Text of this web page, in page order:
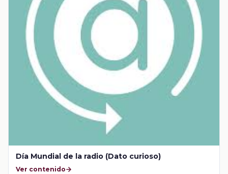
Día Mundial de la radio (Dato curioso)
Ver contenido